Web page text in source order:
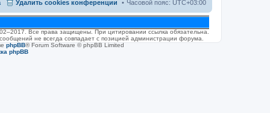
л
е
н
е
м
у
Часовой пояс: UTC+03:00
Удалить cookies конференции
Все права защищены. При цитировании ссылка обязательна.
не всегда совпадает с позицией администрации форума.
phpBB® Forum Software © phpBB Limited
phpBB